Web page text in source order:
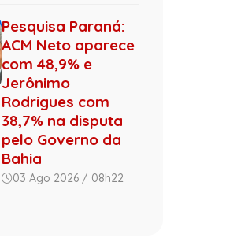
Pesquisa Paraná:
ACM Neto aparece
com 48,9% e
Jerônimo
Rodrigues com
38,7% na disputa
pelo Governo da
Bahia
03 Ago 2026 / 08h22